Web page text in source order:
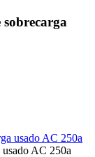
AC 250a